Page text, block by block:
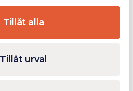
Tillåt alla
Tillåt urval